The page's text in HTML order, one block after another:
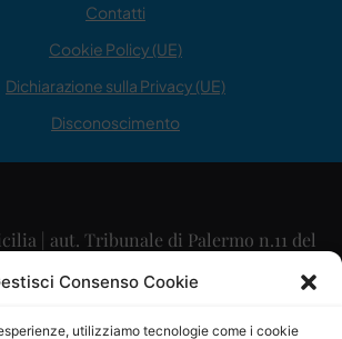
Consenso Cookie
utilizziamo tecnologie come i cookie
Contatti
Cookie Policy (UE)
Dichiarazione sulla Privacy (UE)
Disconoscimento
| aut. Tribunale di Palermo n.11 del
29/09/2015